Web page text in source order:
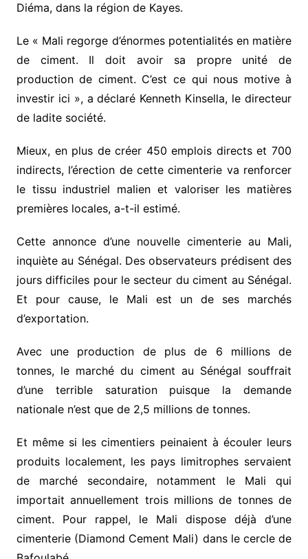
Diéma, dans la région de Kayes.
Le « Mali regorge d’énormes potentialités en matière
de ciment. Il doit avoir sa propre unité de
production de ciment. C’est ce qui nous motive à
investir ici », a déclaré Kenneth Kinsella, le directeur
de ladite société.
Mieux, en plus de créer 450 emplois directs et 700
indirects, l’érection de cette cimenterie va renforcer
le tissu industriel malien et valoriser les matières
premières locales, a-t-il estimé.
Cette annonce d’une nouvelle cimenterie au Mali,
inquiète au Sénégal. Des observateurs prédisent des
jours difficiles pour le secteur du ciment au Sénégal.
Et pour cause, le Mali est un de ses marchés
d’exportation.
Avec une production de plus de 6 millions de
tonnes, le marché du ciment au Sénégal souffrait
d’une terrible saturation puisque la demande
nationale n’est que de 2,5 millions de tonnes.
Et même si les cimentiers peinaient à écouler leurs
produits localement, les pays limitrophes servaient
de marché secondaire, notamment le Mali qui
importait annuellement trois millions de tonnes de
ciment. Pour rappel, le Mali dispose déjà d’une
cimenterie (Diamond Cement Mali) dans le cercle de